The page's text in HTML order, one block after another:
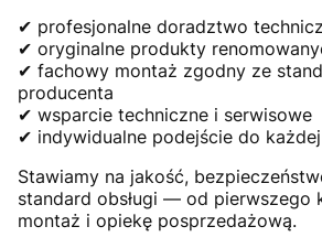
✔ profesjonalne doradztwo
✔ oryginalne produkty
✔ fachowy montaż zgodny ze
producenta
✔ wsparcie techniczne i serwisowe
✔ indywidualne podejście do
Stawiamy na jakość,
standard obsługi — od pierwszego
montaż i opiekę posprzedażową.